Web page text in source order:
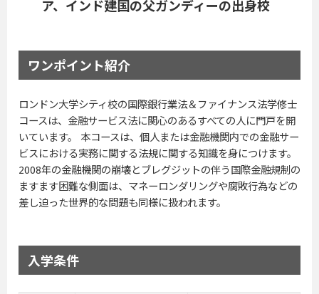
ア、インド建国の父ガンディーの出身校
ワンポイント紹介
ロンドン大学シティ校の国際銀行業法＆ファイナンス法学修士
コースは、金融サービス法に関心のあるすべての人に門戸を開
いています。 本コースは、個人または金融機関内での金融サー
ビスにおける実務に関する法規に関する知識を身につけます。
2008年の金融機関の崩壊とブレグジットの伴う国際金融規制の
ますます困難な側面は、マネーロンダリングや腐敗行為などの
差し迫った世界的な問題も同様に扱われます。
入学条件